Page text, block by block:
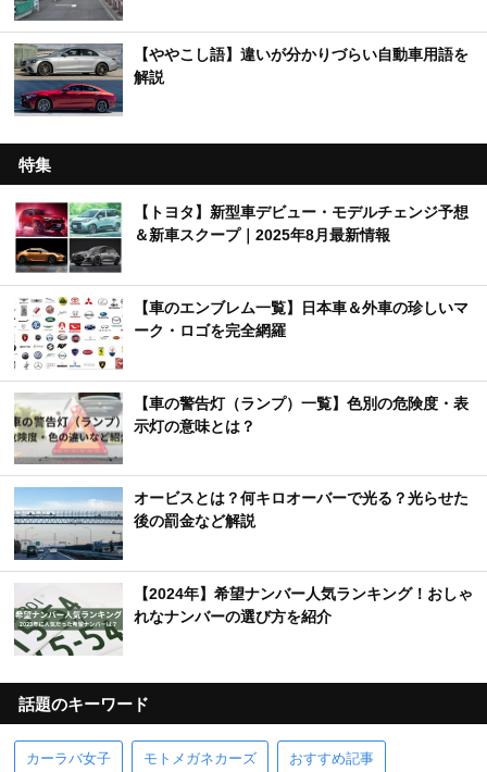
【ややこし語】違いが分かりづらい自動車用語を
解説
特集
【トヨタ】新型車デビュー・モデルチェンジ予想
＆新車スクープ｜2025年8月最新情報
【車のエンブレム一覧】日本車＆外車の珍しいマ
ーク・ロゴを完全網羅
【車の警告灯（ランプ）一覧】色別の危険度・表
示灯の意味とは？
オービスとは？何キロオーバーで光る？光らせた
後の罰金など解説
【2024年】希望ナンバー人気ランキング！おしゃ
れなナンバーの選び方を紹介
話題のキーワード
カーラバ女子 モトメガネカーズ おすすめ記事